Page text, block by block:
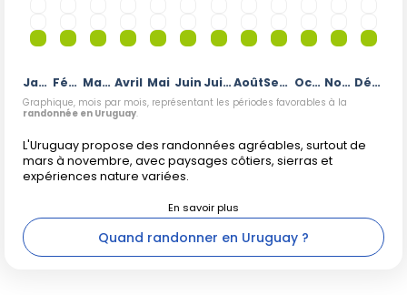
Janvier Février Mars Avril Mai Juin JuilletAoût Septembre Octobre Novembre Décembre
Graphique, mois par mois, représentant les périodes favorables à la
randonnée en Uruguay.
L'Uruguay propose des randonnées agréables, surtout de
mars à novembre, avec paysages côtiers, sierras et
expériences nature variées.
Quand randonner en Uruguay ?